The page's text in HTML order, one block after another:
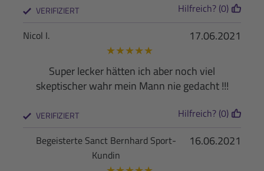
VERIFIZIERT Hilfreich? (0)
17.06.2021
Nicol I.
★★★★★
Super lecker hätten ich aber noch viel
skeptischer wahr mein Mann nie gedacht !!!
VERIFIZIERT Hilfreich? (0)
16.06.2021
Begeisterte Sanct Bernhard Sport-
Kundin